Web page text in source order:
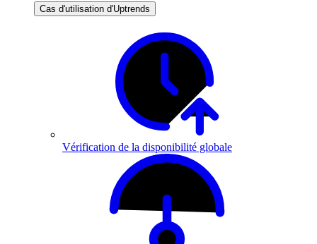
Cas d'utilisation d'Uptrends
Vérification de la disponibilité globale